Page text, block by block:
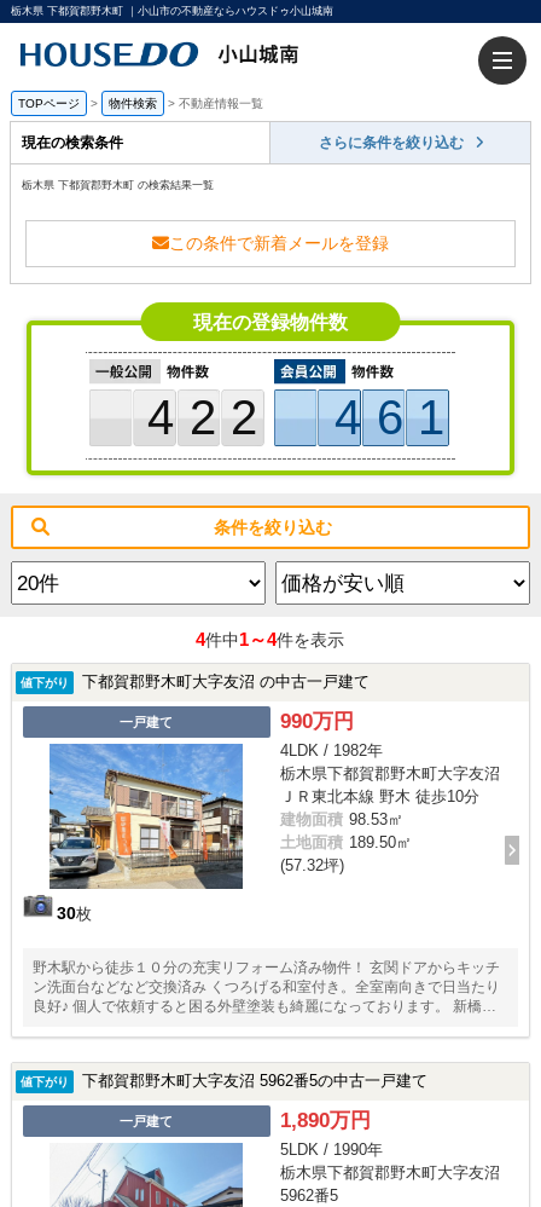
栃木県 下都賀郡野木町 ｜小山市の不動産ならハウスドゥ小山城南
TOPページ > 物件検索 > 不動産情報一覧
現在の検索条件 さらに条件を絞り込む
栃木県 下都賀郡野木町 の検索結果一覧
この条件で新着メールを登録
現在の登録物件数
422 461
条件を絞り込む
4件中1～4件を表示
値下がり 下都賀郡野木町大字友沼 の中古一戸建て
一戸建て
30枚
990万円
4LDK / 1982年
栃木県下都賀郡野木町大字友沼
ＪＲ東北本線 野木 徒歩10分
建物面積 98.53㎡
土地面積 189.50㎡
(57.32坪)
野木駅から徒歩１０分の充実リフォーム済み物件！ 玄関ドアからキッチ
ン洗面台などなど交換済み くつろげる和室付き。全室南向きで日当たり
良好♪ 個人で依頼すると困る外壁塗装も綺麗になっております。 新橋小
値下がり 下都賀郡野木町大字友沼 5962番5の中古一戸建て
一戸建て 1,890万円
5LDK / 1990年
栃木県下都賀郡野木町大字友沼
5962番5